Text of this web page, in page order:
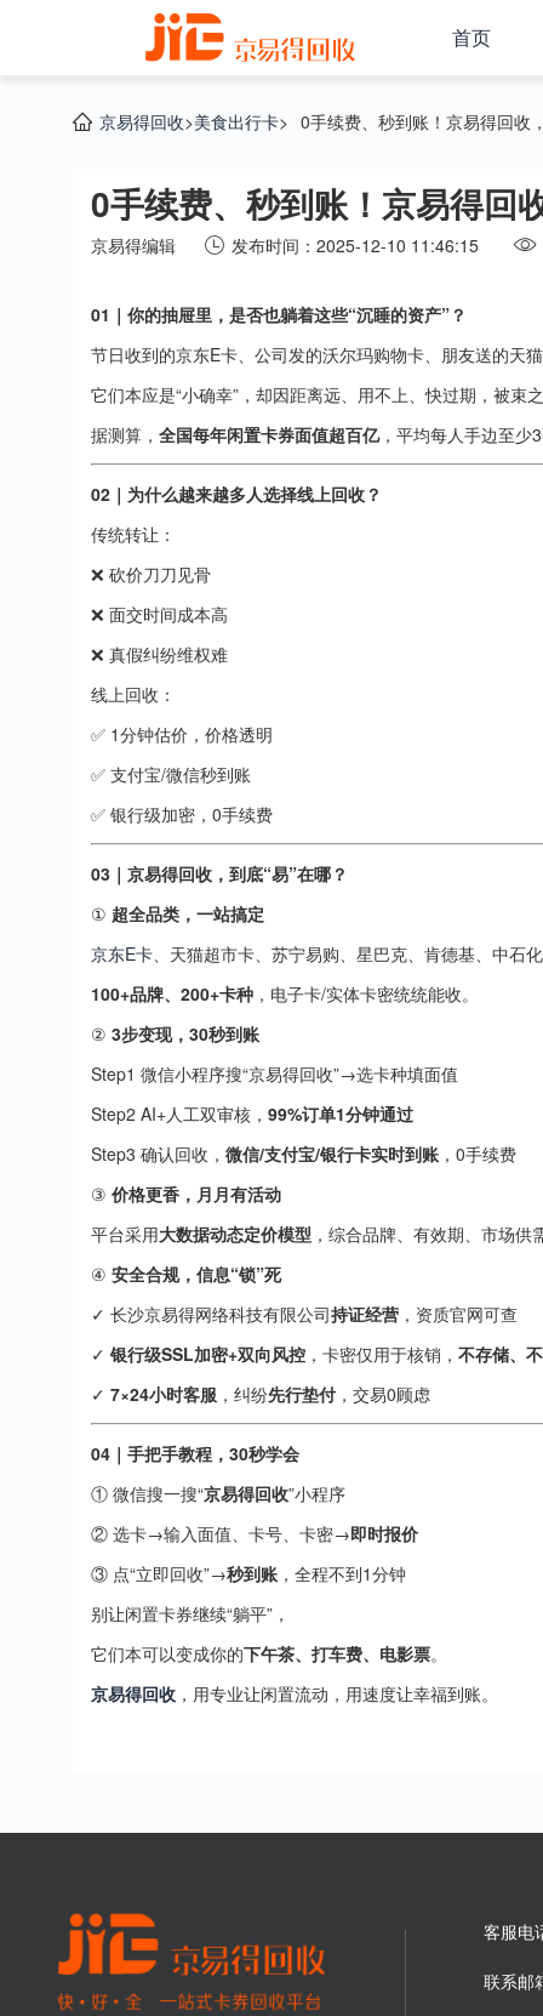
首页
京易得回收>美食出行卡> 0手续费、秒到账！京易得回收
0手续费、秒到账！京易得回
京易得编辑 发布时间：2025-12-10 11:46:15
01｜你的抽屉里，是否也躺着这些“沉睡的资产”？
节日收到的京东E卡、公司发的沃尔玛购物卡、朋友送的
它们本应是“小确幸”，却因距离远、用不上、快过期，被束
据测算， 全国每年闲置卡券面值超百亿，平均每人手边至少
02｜为什么越来越多人选择线上回收？
传统转让：
❌ 砍价刀刀见骨
❌ 面交时间成本高
❌ 真假纠纷维权难
线上回收：
✅ 1分钟估价，价格透明
✅ 支付宝/微信秒到账
✅ 银行级加密，0手续费
03｜京易得回收，到底“易”在哪？
① 超全品类，一站搞定
京东E卡、天猫超市卡、苏宁易购、星巴克、肯德基、中
100+品牌、200+卡种 ，电子卡/实体卡密统统能收。
② 3步变现，30秒到账
Step1 微信小程序搜“京易得回收”→选卡种填面值
Step2 AI+人工双审核， 99%订单1分钟通过
Step3 确认回收， 微信/支付宝/银行卡实时到账 ，0手续费
③ 价格更香，月月有活动
平台采用大数据动态定价模型 ，综合品牌、有效期、市场供
④ 安全合规，信息“锁”死
✓ 长沙京易得网络科技有限公司持证经营 ，资质官网可查
✓ 银行级SSL加密+双向风控 ，卡密仅用于核销， 不存储、
✓ 7×24小时客服 ，纠纷先行垫付 ，交易0顾虑
04｜手把手教程，30秒学会
① 微信搜一搜“京易得回收”小程序
② 选卡→输入面值、卡号、卡密→即时报价
③ 点“立即回收”→秒到账 ，全程不到1分钟
别让闲置卡券继续“躺平”，
它们本可以变成你的下午茶、打车费、电影票。
京易得回收 ，用专业让闲置流动，用速度让幸福到账。
客服电
联系邮